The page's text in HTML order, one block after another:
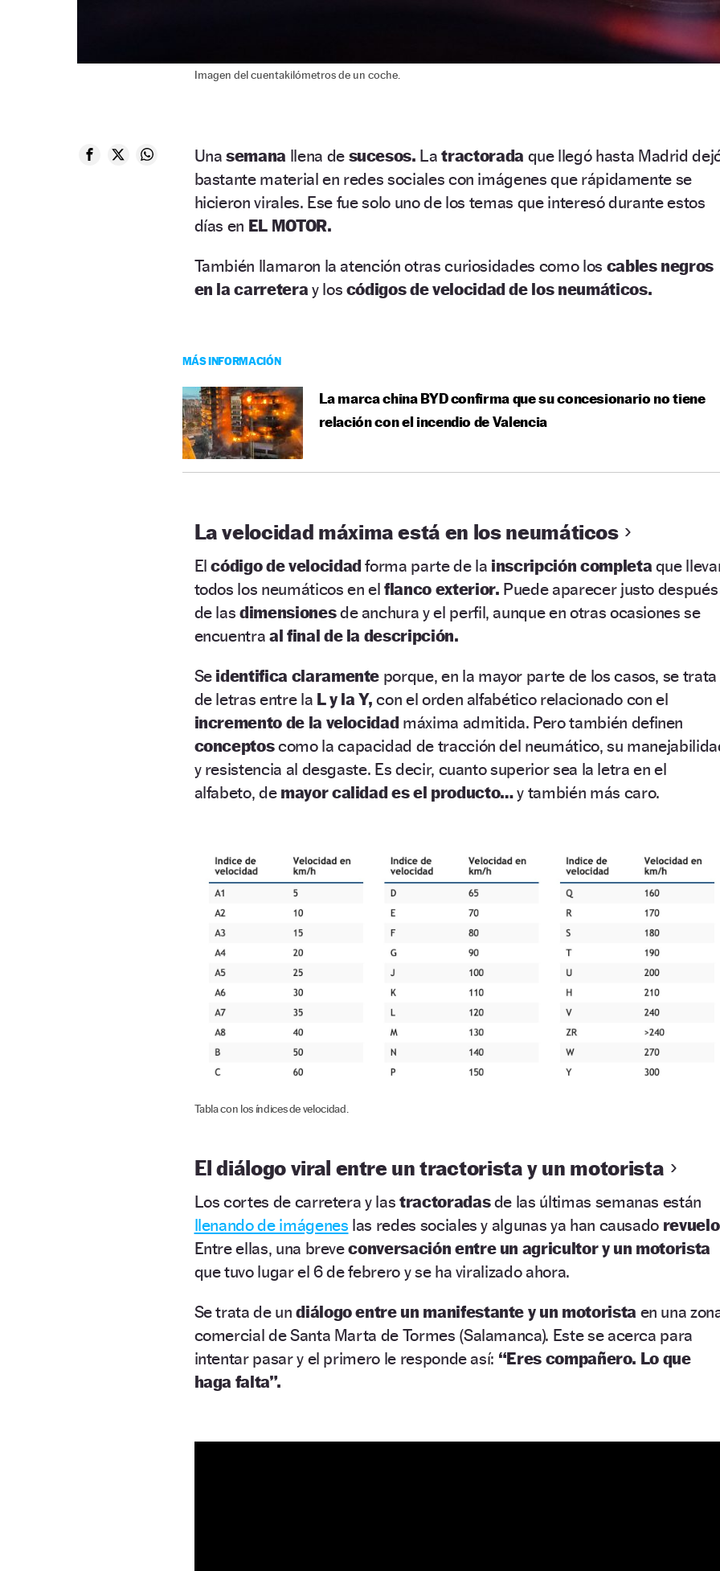
Imagen del cuentakilómetros de un coche.
Unasemana llena de sucesos. Latractorada que llegó hasta Madrid
bastante material en redes sociales con imágenes que rápidamente se
hicieron virales. Ese fue solo uno de los temas que interesó durante estos
días en EL MOTOR.
También llamaron la atención otras curiosidades como los cables negros
en la carretera y los códigos de velocidad de los neumáticos.
MÁS INFORMACIÓN
La marca china BYD confirma que su concesionario no tiene
relación con el incendio de Valencia
La velocidad máxima está en los neumáticos
Elcódigo de velocidadforma parte de la inscripción completa que
todos los neumáticos en elflanco exterior. Puede aparecer justo después
de lasdimensionesde anchura y el perfil, aunque en otras ocasiones se
encuentraal final de la descripción.
Se identifica claramente porque, en la mayor parte de los casos, se trata
de letras entre la L y la Y,con el orden alfabético relacionado con el
incremento de la velocidadmáxima admitida. Pero también definen
conceptoscomo la capacidad de tracción del neumático, su
y resistencia al desgaste. Es decir, cuanto superior sea la letra en el
alfabeto, de mayor calidad es el producto…y también más caro.
Tabla con los índices de velocidad.
El diálogo viral entre un tractorista y un motorista
Los cortes de carretera y las tractoradasde las últimas semanas están
llenando de imágenes las redes sociales y algunas ya han causado
Entre ellas, una breveconversación entre un agricultor y un motorista
que tuvo lugar el 6 de febrero y se ha viralizado ahora.
Se trata de un diálogo entre un manifestante y un motorista en una
comercial de Santa Marta de Tormes (Salamanca). Este se acerca para
intentar pasar y el primero le responde así: “Eres compañero. Lo que
haga falta”.